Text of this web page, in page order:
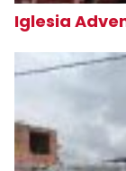
Iglesia